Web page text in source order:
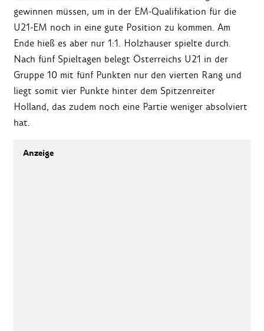
gewinnen müssen, um in der EM-Qualifikation für die
U21-EM noch in eine gute Position zu kommen. Am
Ende hieß es aber nur 1:1. Holzhauser spielte durch.
Nach fünf Spieltagen belegt Österreichs U21 in der
Gruppe 10 mit fünf Punkten nur den vierten Rang und
liegt somit vier Punkte hinter dem Spitzenreiter
Holland, das zudem noch eine Partie weniger absolviert
hat.